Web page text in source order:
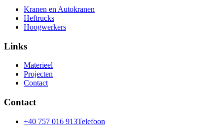
Kranen en Autokranen
Heftrucks
Hoogwerkers
Links
Materieel
Projecten
Contact
Contact
+40 757 016 913Telefoon